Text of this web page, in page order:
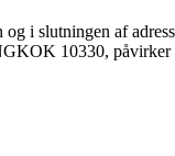
og i slutningen af
10330, påvirker